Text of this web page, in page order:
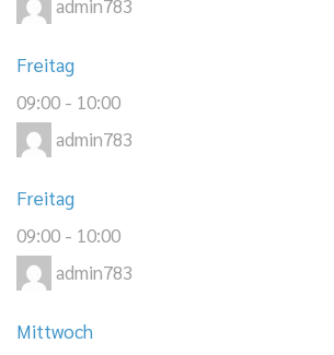
admin783
Freitag
09:00 - 10:00
admin783
Freitag
09:00 - 10:00
admin783
Mittwoch